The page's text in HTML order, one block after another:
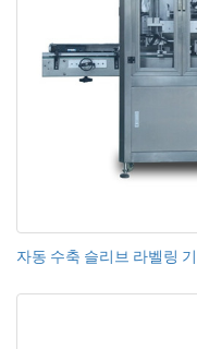
자동 수축 슬리브 라벨링